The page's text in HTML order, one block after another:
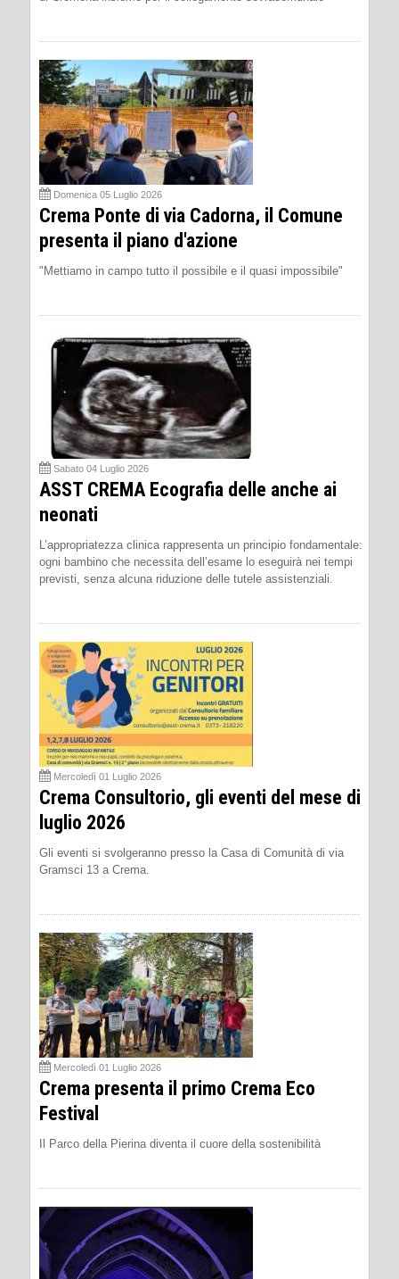
Domenica 05 Luglio 2026
Crema Ponte di via Cadorna, il Comune
presenta il piano d'azione
"Mettiamo in campo tutto il possibile e il quasi impossibile"
Sabato 04 Luglio 2026
ASST CREMA Ecografia delle anche ai
neonati
L’appropriatezza clinica rappresenta un principio fondamentale:
ogni bambino che necessita dell’esame lo eseguirà nei tempi
previsti, senza alcuna riduzione delle tutele assistenziali.
Mercoledì 01 Luglio 2026
Crema Consultorio, gli eventi del mese di
luglio 2026
Gli eventi si svolgeranno presso la Casa di Comunità di via
Gramsci 13 a Crema.
Mercoledì 01 Luglio 2026
Crema presenta il primo Crema Eco
Festival
Il Parco della Pierina diventa il cuore della sostenibilità